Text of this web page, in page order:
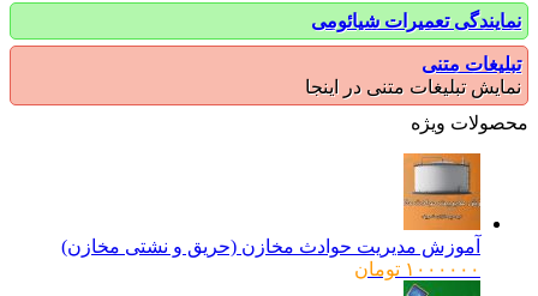
تعمیرات شیائومی
متنی
تبلیغات متنی در اینجا
ویژه
آموزش مدیریت حوادث مخازن (حریق و نشتی مخازن)
۱۰۰۰۰۰۰ تومان